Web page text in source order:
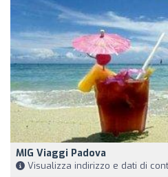
MIG Viaggi Padova
Visualizza indirizzo e dati di